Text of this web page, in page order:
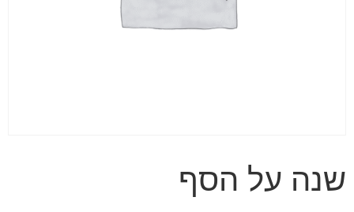
שנה על הסף